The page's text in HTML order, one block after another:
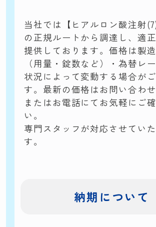
当社では【ヒアルロン酸注射
の正規ルートから調達し、適
提供しております。価格は製
（用量・錠数など）・為替レ
状況によって変動する場合が
す。最新の価格はお問い合わ
またはお電話にてお気軽にご
い。
専門スタッフが対応させてい
す。
納期について